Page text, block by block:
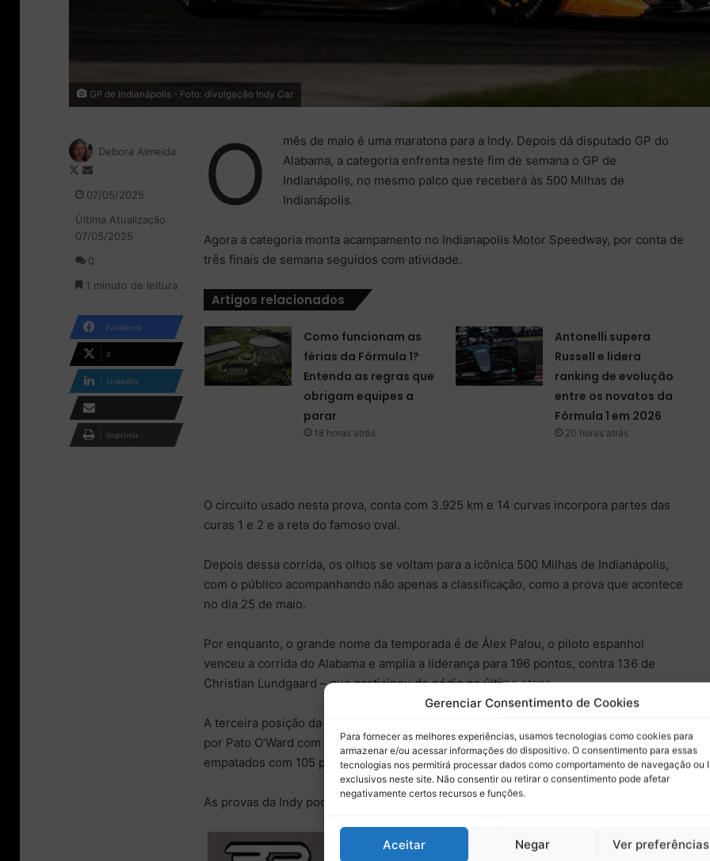
Gerenciar Consentimento de Cookies
Para fornecer as melhores experiências, usamos tecnologias como cookies para
armazenar e/ou acessar informações do dispositivo. O consentimento para essas
tecnologias nos permitirá processar dados como comportamento de navegação ou
exclusivos neste site. Não consentir ou retirar o consentimento pode afetar
negativamente certos recursos e funções.
Aceitar Negar Ver preferências
GP de Indianápolis - Foto: divulgação Indy Car
O
mês de maio é uma maratona para a Indy. Depois dá disputado GP do
Alabama, a categoria enfrenta neste fim de semana o GP de
Indianápolis, no mesmo palco que receberá às 500 Milhas de
Indianápolis.
Agora a categoria monta acampamento no Indianapolis Motor Speedway, por conta de
três finais de semana seguidos com atividade.
Artigos relacionados
Como funcionam as
férias da Fórmula 1?
Entenda as regras que
obrigam equipes a
parar
18 horas atrás
Antonelli supera
Russell e lidera
ranking de evolução
entre os novatos da
Fórmula 1 em 2026
20 horas atrás
O circuito usado nesta prova, conta com 3.925 km e 14 curvas incorpora partes das
curas 1 e 2 e a reta do famoso oval.
Depois dessa corrida, os olhos se voltam para a icônica 500 Milhas de Indianápolis,
com o público acompanhando não apenas a classificação, como a prova que acontece
no dia 25 de maio.
Por enquanto, o grande nome da temporada é de Álex Palou, o piloto espanhol
venceu a corrida do Alabama e amplia a liderança para 196 pontos, contra 136 de
Christian Lundgaard – que participou do pódio na última etapa.
A terceira posição da tabela é ocupada por Kyle Kirwood, com 127 pontos, seguido
por Pato O’Ward com 108 pontos. Scott McLaughlin e Félix Rosenqvist seguem
empatados com 105 pontos cada.
As provas da Indy podem ser acompanhadas na TV Cultura, ESPN e Disney +.
Debora Almeida
F
l
o
n
d
e
e
a
i
l
07/05/2025
Última Atualização
07/05/2025
0
1 minuto de leitura
Facebook
X
Linkedin
Compartilhar via e-
mail
Imprimir